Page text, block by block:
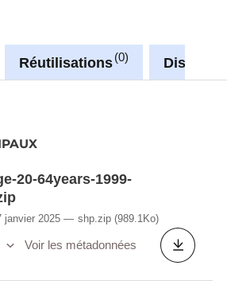
Réutilisations 0
20-64years-1999-
janvier 2025 shp.zip (989.1Ko)
Voir les métadonnées